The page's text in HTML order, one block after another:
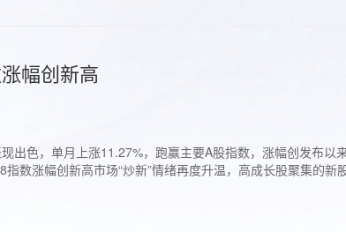
幅创新高
出色，单月上涨11.27%，跑赢主要A股指数，涨幅创发布以
数涨幅创新高市场“炒新”情绪再度升温，高成长股聚集的